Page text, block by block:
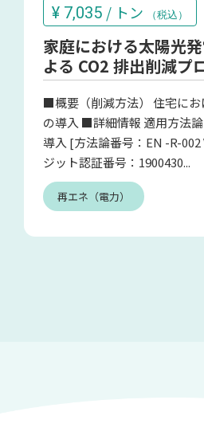
¥ 7,035 / トン （税込）
家庭における太陽光
よる CO2 排出削減プ
■概要（削減方法） 住宅に
の導入 ■詳細情報 適用方法
導入 [方法論番号：EN -R-
ジット認証番号：1900430...
再エネ（電力）